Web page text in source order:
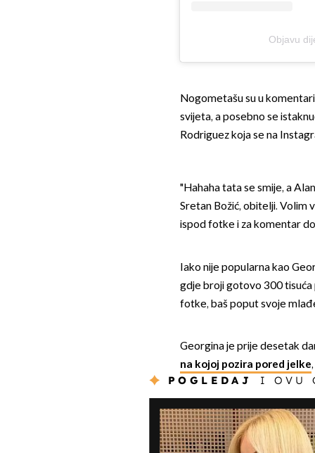
Objavu
Nogometašu su u
svijeta, a posebno se
Rodriguez koja se na
"Hahaha tata se smije, a
Sretan Božić, obitelji. Volim
ispod fotke i za komentar
Iako nije popularna kao
gdje broji gotovo 300
fotke, baš poput svoje
Georgina je prije desetak
na kojoj pozira pored jelke
POGLEDAJ
I OVU